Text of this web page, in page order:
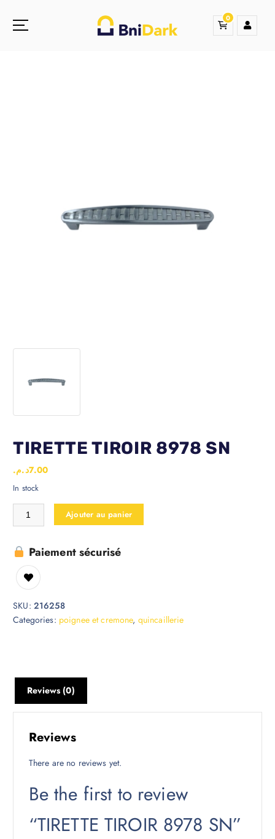
0
TIRETTE TIROIR 8978 SN
7.00د.م.
In stock
Ajouter au panier
Paiement sécurisé
SKU: 216258
Categories: poignee et cremone, quincaillerie
Reviews (0)
Reviews
There are no reviews yet.
Be the first to review
“TIRETTE TIROIR 8978 SN”